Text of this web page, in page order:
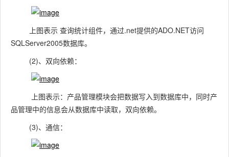
上图表示 查询统计组件，通过.net提供的ADO.NET访问
SQLServer2005数据库。
(2)、双向依赖：
上图表示：产品管理模块会把数据写入到数据库中，同时产
品管理中的信息会从数据库中读取，双向依赖。
(3)、通信：